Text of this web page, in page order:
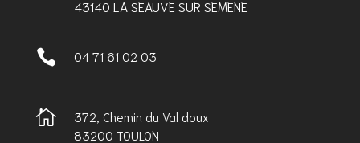
43140 LA SEAUVE SUR SEMENE
 04 71 61 02 03

372, Chemin du Val doux
83200 TOULON